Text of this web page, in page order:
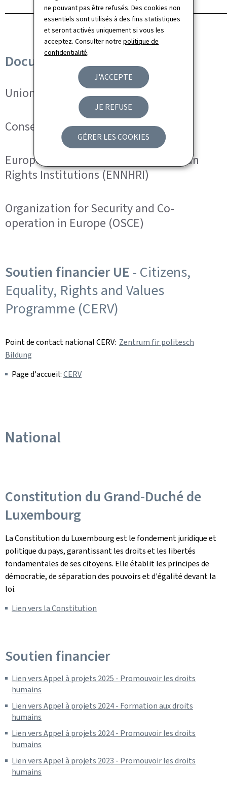
ne pouvant pas être refusés. Des cookies non
essentiels sont utilisés à des fins statistiques
et seront activés uniquement si vous les
acceptez. Consulter notrepolitique de
confidentialité.
J'ACCEPTE
JE REFUSE
GÉRER LES COOKIES
Documentation
Union européenne
Conseil de l'Europe
European Network of National Human
Rights Institutions (ENNHRI)
Organization for Security and Co-
operation in Europe (OSCE)
Soutien financier UE - Citizens,
Equality, Rights and Values
Programme (CERV)
Point de contact national CERV: Zentrum fir politesch
Bildung
Page d'accueil:CERV
National
Constitution du Grand-Duché de
Luxembourg
La Constitution du Luxembourg est le fondement juridique et
politique du pays, garantissant les droits et les libertés
fondamentales de ses citoyens. Elle établit les principes de
démocratie, de séparation des pouvoirs et d'égalité devant la
loi.
Lien vers la Constitution
Soutien financier
Lien vers Appel à projets 2025 - Promouvoir les droits
humains
Lien vers Appel à projets 2024 - Formation aux droits
humains
Lien vers Appel à projets 2024 - Promouvoir les droits
humains
Lien vers Appel à projets 2023 - Promouvoir les droits
humains